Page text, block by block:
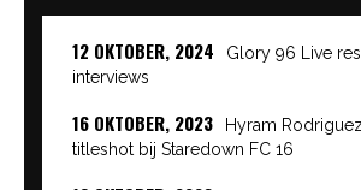
12 OKTOBER, 2024
Glory 96 Live
interviews
16 OKTOBER, 2023
Hyram
titleshot bij Staredown FC 16